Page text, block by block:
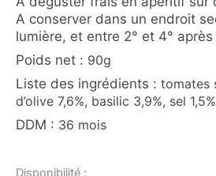
A conserver dans un endroit
lumière, et entre 2° et 4°
Poids net : 90g
Liste des ingrédients : tomates
d’olive 7,6%, basilic 3,9%, sel
DDM : 36 mois
Disponibilité :
quantité